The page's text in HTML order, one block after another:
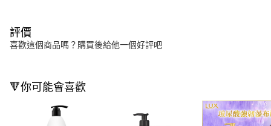
評價
喜歡這個商品嗎？購買後給他一個好評吧
🔻你可能會喜歡